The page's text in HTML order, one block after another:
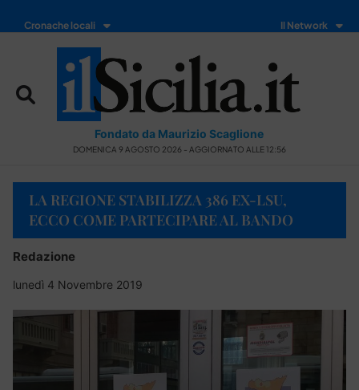
Cronache locali Il Network
Fondato da Maurizio Scaglione
DOMENICA 9 AGOSTO 2026 - AGGIORNATO ALLE 12:56
LA REGIONE STABILIZZA 386 EX-LSU,
ECCO COME PARTECIPARE AL BANDO
Redazione
lunedì 4 Novembre 2019